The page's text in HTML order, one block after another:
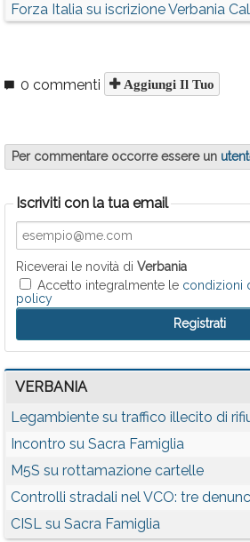
Forza Italia su iscrizione Verbania
0 commenti Aggiungi Il Tuo
Per commentare occorre essere un
Iscriviti con la tua email
Riceverai le novità di Verbania
Accetto integralmente le condizioni
policy
VERBANIA
Legambiente su traffico illecito di
Incontro su Sacra Famiglia
M5S su rottamazione cartelle
Controlli stradali nel VCO: tre
CISL su Sacra Famiglia